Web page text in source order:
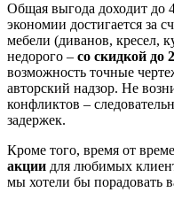
Общая выгода доходит до
экономии достигается за
мебели (диванов, кресел,
недорого – со скидкой до
возможность точные
авторский надзор. Не
конфликтов –
задержек.
Кроме того, время от
акции для любимых
мы хотели бы порадовать